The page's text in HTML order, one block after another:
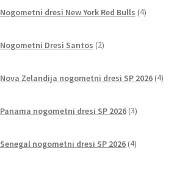
Nogometni dresi New York Red Bulls 4izdelki
Nogometni Dresi Santos 2izdelka
Nova Zelandija nogometni dresi SP 2026 4izdelki
Panama nogometni dresi SP 2026 3izdelki
Senegal nogometni dresi SP 2026 4izdelki